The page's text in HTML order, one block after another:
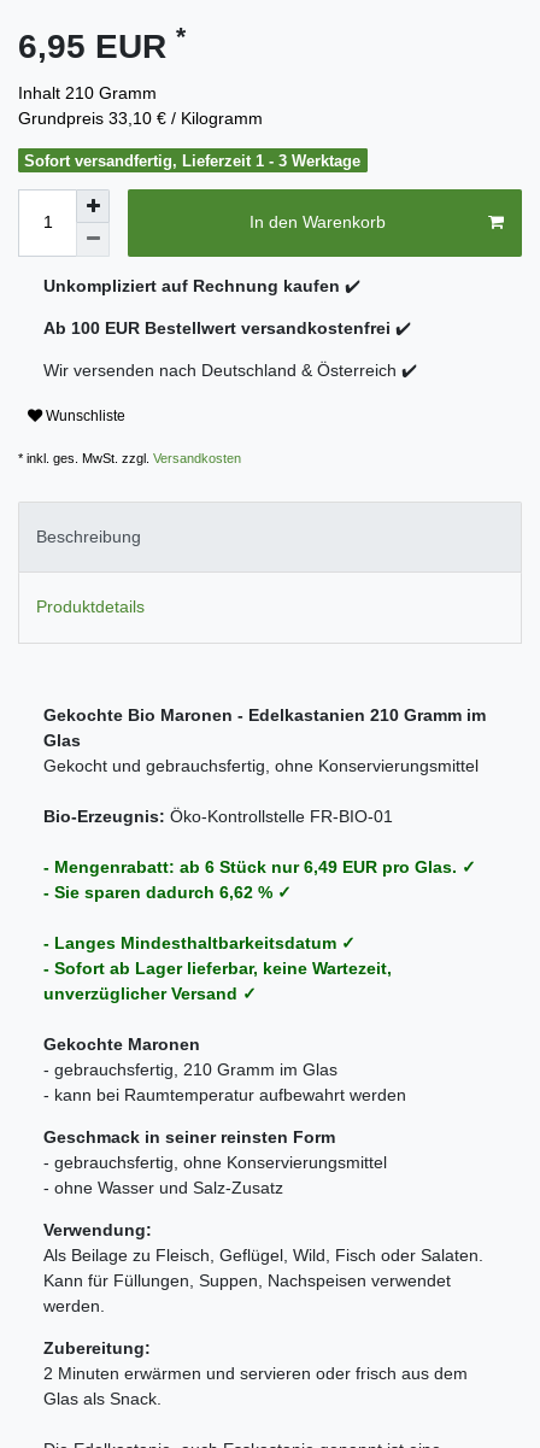
6,95 EUR *
Inhalt 210 Gramm
Grundpreis 33,10 € / Kilogramm
Sofort versandfertig, Lieferzeit 1 - 3 Werktage
In den Warenkorb
Unkompliziert auf Rechnung kaufen ✔️
Ab 100 EUR Bestellwert versandkostenfrei ✔️
Wir versenden nach Deutschland & Österreich ✔️
Wunschliste
* inkl. ges. MwSt. zzgl. Versandkosten
Beschreibung
Produktdetails
Gekochte Bio Maronen - Edelkastanien 210 Gramm im
Glas
Gekocht und gebrauchsfertig, ohne Konservierungsmittel
Bio-Erzeugnis: Öko-Kontrollstelle FR-BIO-01
- Mengenrabatt: ab 6 Stück nur 6,49 EUR pro Glas. ✓
- Sie sparen dadurch 6,62 % ✓
- Langes Mindesthaltbarkeitsdatum ✓
- Sofort ab Lager lieferbar, keine Wartezeit,
unverzüglicher Versand ✓
Gekochte Maronen
- gebrauchsfertig, 210 Gramm im Glas
- kann bei Raumtemperatur aufbewahrt werden
Geschmack in seiner reinsten Form
- gebrauchsfertig, ohne Konservierungsmittel
- ohne Wasser und Salz-Zusatz
Verwendung:
Als Beilage zu Fleisch, Geflügel, Wild, Fisch oder Salaten.
Kann für Füllungen, Suppen, Nachspeisen verwendet
werden.
Zubereitung:
2 Minuten erwärmen und servieren oder frisch aus dem
Glas als Snack.